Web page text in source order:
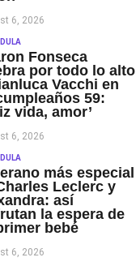
6, 2026
Fonseca
por todo lo alto
Vacchi en
59:
vida, amor’
6, 2026
más especial
Leclerc y
así
la espera de
bebé
6, 2026